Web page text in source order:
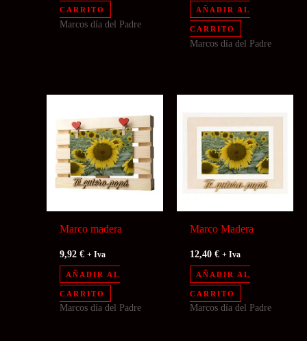
CARRITO
Marcos día del Padre
AÑADIR AL
CARRITO
Marcos día del Padre
Marco madera
9,92€ + Iva
AÑADIR AL
CARRITO
Marcos día del Padre
Marco Madera
12,40€ + Iva
AÑADIR AL
CARRITO
Marcos día del Padre